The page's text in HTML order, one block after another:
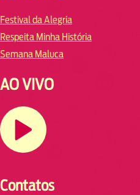
Festival da Alegria
Respeita Minha História
Semana Maluca
AO VIVO
Contatos